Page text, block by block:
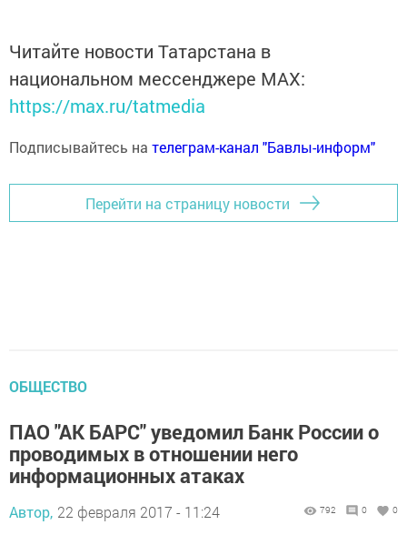
Читайте новости Татарстана в
национальном мессенджере MАХ:
https://max.ru/tatmedia
Подписывайтесь на телеграм-канал "Бавлы-информ"
Перейти на страницу новости
ОБЩЕСТВО
ПАО "АК БАРС" уведомил Банк России о
проводимых в отношении него
информационных атаках
Автор, 22 февраля 2017 - 11:24 792 0 0